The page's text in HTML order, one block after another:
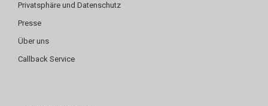
Privatsphäre und Datenschutz
Presse
Über uns
Callback Service